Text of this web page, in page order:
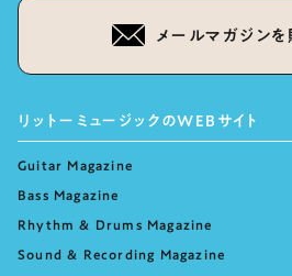
メールマガジンを
リットーミュージックのWEBサイト
Guitar Magazine
Bass Magazine
Rhythm & Drums Magazine
Sound & Recording Magazine